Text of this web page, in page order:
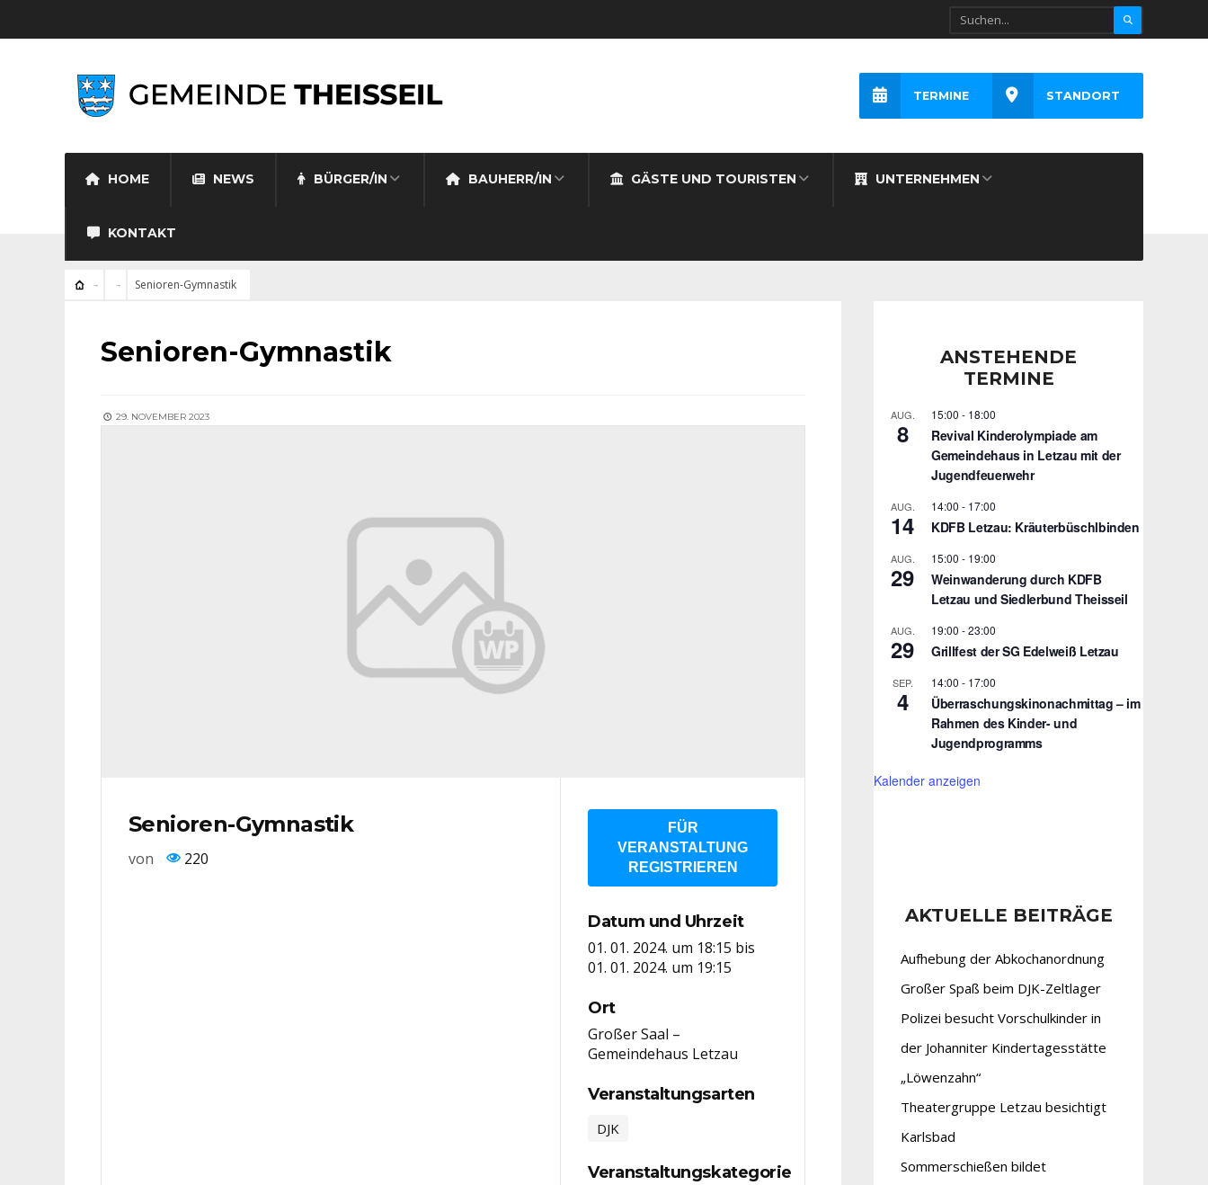
HOME NEWS BÜRGER/IN BAUHERR/IN GÄSTE UND TOURISTEN UNTERNEHMEN
KONTAKT
TERMINE STANDORT
Senioren-Gymnastik
Senioren-Gymnastik
29. NOVEMBER 2023
Senioren-Gymnastik
von 220
FÜR
VERANSTALTUNG
REGISTRIEREN
Datum und Uhrzeit
01. 01. 2024. um 18:15 bis
01. 01. 2024. um 19:15
Ort
Großer Saal –
Gemeindehaus Letzau
Veranstaltungsarten
DJK
Veranstaltungskategorie
ANSTEHENDE
TERMINE
AUG.
8
15:00 - 18:00
Revival Kinderolympiade am
Gemeindehaus in Letzau mit der
Jugendfeuerwehr
AUG.
14
14:00 - 17:00
KDFB Letzau: Kräuterbüschlbinden
AUG.
29
15:00 - 19:00
Weinwanderung durch KDFB
Letzau und Siedlerbund Theisseil
AUG.
29
19:00 -23:00
Grillfest der SG Edelweiß Letzau
SEP.
4
14:00 - 17:00
Überraschungskinonachmittag – im
Rahmen des Kinder- und
Jugendprogramms
Kalender anzeigen
AKTUELLE BEITRÄGE
Aufhebung der Abkochanordnung
Großer Spaß beim DJK-Zeltlager
Polizei besucht Vorschulkinder in
der Johanniter Kindertagesstätte
„Löwenzahn“
Theatergruppe Letzau besichtigt
Karlsbad
Sommerschießen bildet